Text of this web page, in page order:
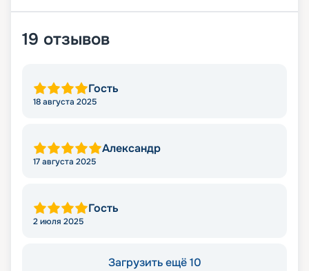
19 отзывов
Гость
18 августа 2025
Александр
17 августа 2025
Гость
2 июля 2025
Загрузить ещё 10